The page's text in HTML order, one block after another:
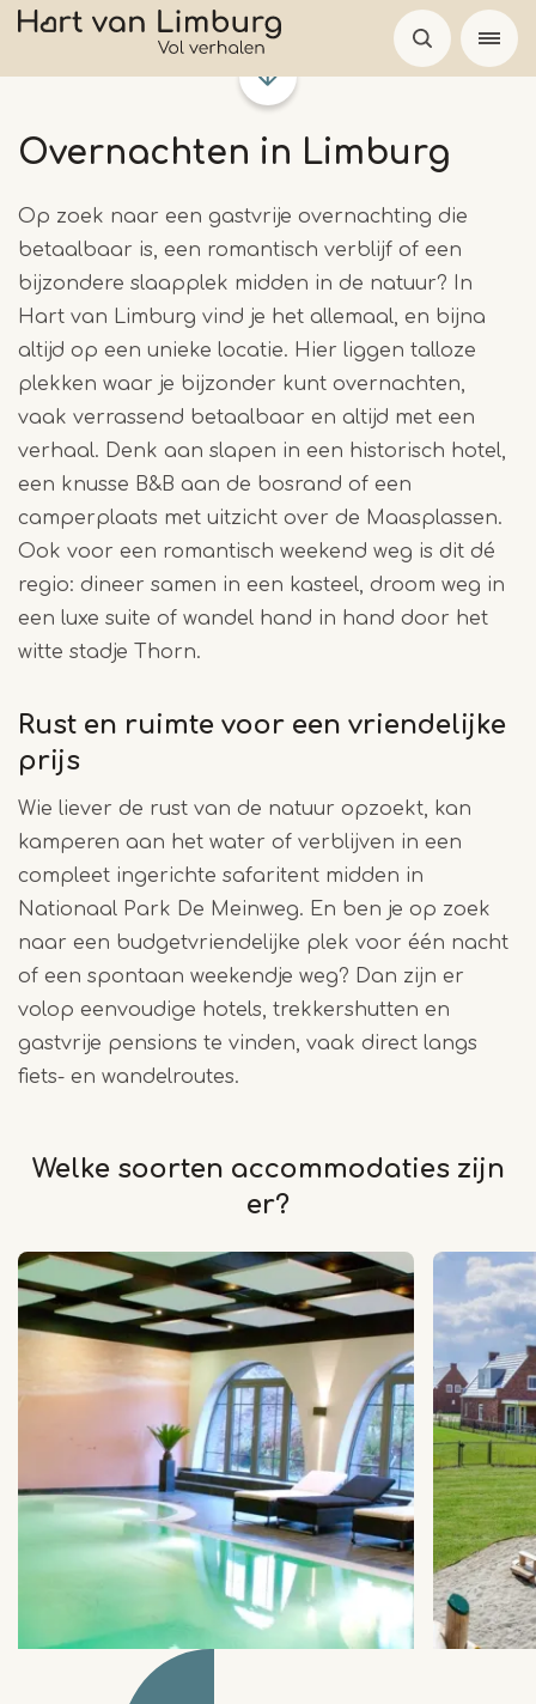
Overslaan
naar
inhoud
Overnachten in Limburg
Op zoek naar een gastvrije overnachting die
betaalbaar is, een romantisch verblijf of een
bijzondere slaapplek midden in de natuur? In
Hart van Limburg vind je het allemaal, en bijna
altijd op een unieke locatie. Hier liggen talloze
plekken waar je bijzonder kunt overnachten,
vaak verrassend betaalbaar en altijd met een
verhaal. Denk aan slapen in een historisch hotel,
een knusse B&B aan de bosrand of een
camperplaats met uitzicht over de Maasplassen.
Ook voor een romantisch weekend weg is dit dé
regio: dineer samen in een kasteel, droom weg in
een luxe suite of wandel hand in hand door het
witte stadje Thorn.
Rust en ruimte voor een vriendelijke
prijs
Wie liever de rust van de natuur opzoekt, kan
kamperen aan het water of verblijven in een
compleet ingerichte safaritent midden in
Nationaal Park De Meinweg. En ben je op zoek
naar een budgetvriendelijke plek voor één nacht
of een spontaan weekendje weg? Dan zijn er
volop eenvoudige hotels, trekkershutten en
gastvrije pensions te vinden, vaak direct langs
fiets- en wandelroutes.
Welke soorten accommodaties zijn
er?